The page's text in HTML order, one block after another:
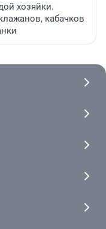
хозяйки.
кабачков